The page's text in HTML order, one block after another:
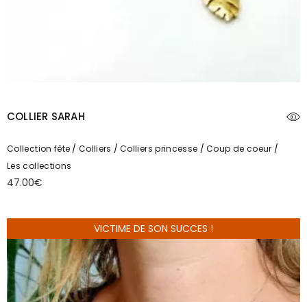
COLLIER SARAH
Collection fête Colliers Colliers princesse
Coup de coeur
Les collections
47.00€
VICTIME DE SON SUCCES !